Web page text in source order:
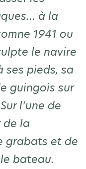
à la
1941 ou
le navire
ses pieds, sa
guingois sur
l’une de
de la
grabats et de
bateau.